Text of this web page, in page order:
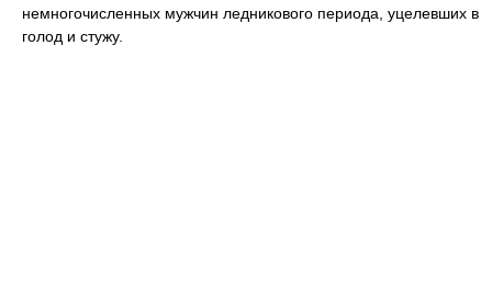
немногочисленных мужчин ледникового периода, уцелевших в
голод и стужу.